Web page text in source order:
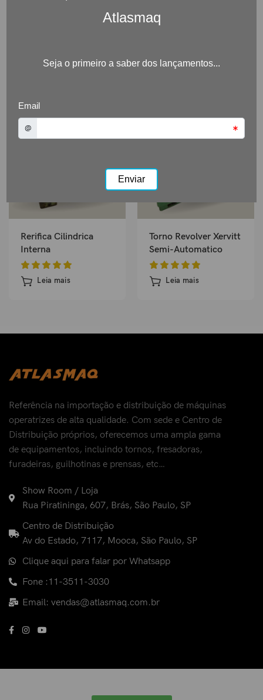
Rerifica Cilindrica
Interna
Leia mais
Torno Revolver Xervitt
Semi-Automatico
Leia mais
Referência na importação e distribuição de máquinas
operatrizes de alta qualidade. Com sede e Centro de
Distribuição próprios, oferecemos uma ampla gama
de equipamentos, incluindo tornos, fresadoras,
furadeiras, guilhotinas e prensas, etc…
Show Room / Loja
Rua Piratininga, 607, Brás, São Paulo, SP
Centro de Distribuição
Av do Estado, 7117, Mooca, São Paulo, SP
Clique aqui para falar por Whatsapp
Fone :11-3511-3030
Email: vendas@atlasmaq.com.br